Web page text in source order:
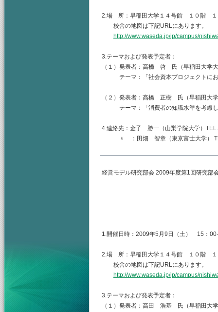
2.場 所：早稲田大学１４号館 １０階 １
校舎の地図は下記URLにあります。
http://www.waseda.jp/jp/campus/
3.テーマおよび発表予定者：
（１）発表者：高橋 啓 氏（早稲田大学
テーマ：「社会資本プロジェクトにお
（２）発表者：高橋 正樹 氏（早稲田大
テーマ：「消費者の知識水準を考慮し
4.連絡先：金子 勝一（山梨学院大学）
〃 ：田畑 智章（東京富士大学）
経営モデル研究部会 2009年度第1回研究部
1.開催日時：2009年5月9日（土） 15：
2.場 所：早稲田大学１４号館 １０階 １
校舎の地図は下記URLにあります。
http://www.waseda.jp/jp/campus/
3.テーマおよび発表予定者：
（１）発表者：高田 浩基 氏（早稲田大